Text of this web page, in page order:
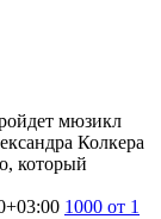
мюзикл
Колкера
который
1000 от 1